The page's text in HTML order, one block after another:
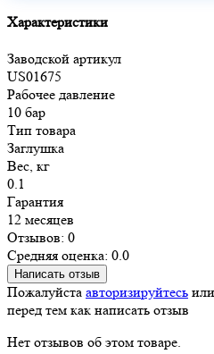
Характеристики
Заводской артикул
US01675
Рабочее давление
10 бар
Тип товара
Заглушка
Вес, кг
0.1
Гарантия
12 месяцев
Отзывов: 0
Средняя оценка: 0.0
Написать отзыв
Пожалуйста авторизируйтесь или
перед тем как написать отзыв
Нет отзывов об этом товаре.